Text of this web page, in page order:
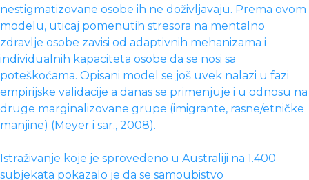
nestigmatizovane osobe ih ne doživljavaju. Prema ovom
modelu, uticaj pomenutih stresora na mentalno
zdravlje osobe zavisi od adaptivnih mehanizama i
individualnih kapaciteta osobe da se nosi sa
poteškoćama. Opisani model se još uvek nalazi u fazi
empirijske validacije a danas se primenjuje i u odnosu na
druge marginalizovane grupe (imigrante, rasne/etničke
manjine) (Meyer i sar., 2008).
Istraživanje koje je sprovedeno u Australiji na 1.400
subjekata pokazalo je da se samoubistvo